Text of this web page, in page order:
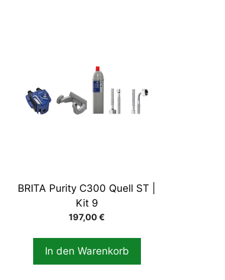
BRITA Purity C300 Quell ST |
Kit 9
197,00€
In den Warenkorb